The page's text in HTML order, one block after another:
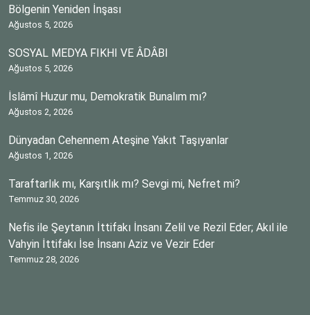
Bölgenin Yeniden İnşası
Ağustos 5, 2026
SOSYAL MEDYA FIKHI VE ÂDÂBI
Ağustos 5, 2026
İslâmî Huzur mu, Demokratik Bunalım mı?
Ağustos 2, 2026
Dünyadan Cehennem Ateşine Yakıt Taşıyanlar
Ağustos 1, 2026
Taraftarlık mı, Karşıtlık mı? Sevgi mi, Nefret mi?
Temmuz 30, 2026
Nefis ile Şeytanın İttifakı İnsanı Zelil ve Rezil Eder; Akıl ile
Vahyin İttifakı İse İnsanı Aziz ve Vezir Eder
Temmuz 28, 2026